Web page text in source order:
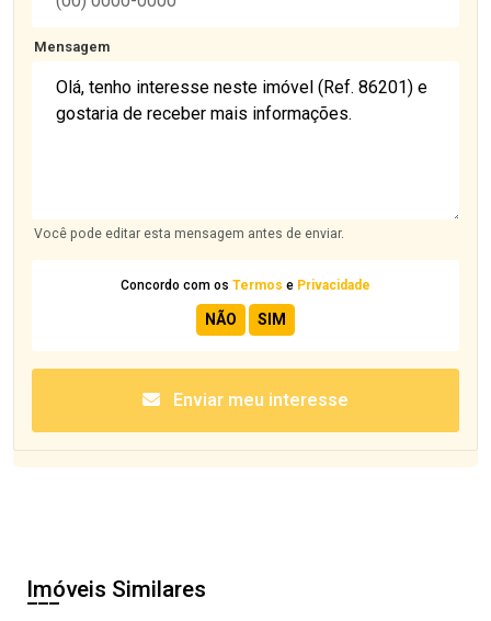
Mensagem
Você pode editar esta mensagem antes de enviar.
Concordo com os Termos e Privacidade
Enviar meu interesse
Imóveis Similares